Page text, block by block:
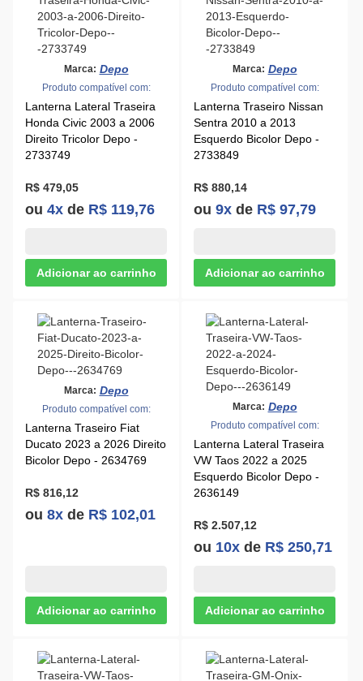
Marca: Depo
Produto compatível com:
Lanterna Lateral Traseira
Honda Civic 2003 a 2006
Direito Tricolor Depo -
2733749
R$ 479,05
ou 4x de R$ 119,76
Marca: Depo
Produto compatível com:
Lanterna Traseiro Nissan
Sentra 2010 a 2013
Esquerdo Bicolor Depo -
2733849
R$ 880,14
ou 9x de R$ 97,79
Marca: Depo
Produto compatível com:
Lanterna Traseiro Fiat
Ducato 2023 a 2026 Direito
Bicolor Depo - 2634769
R$ 816,12
ou 8x de R$ 102,01
Marca: Depo
Produto compatível com:
Lanterna Lateral Traseira
VW Taos 2022 a 2025
Esquerdo Bicolor Depo -
2636149
R$ 2.507,12
ou 10x de R$ 250,71